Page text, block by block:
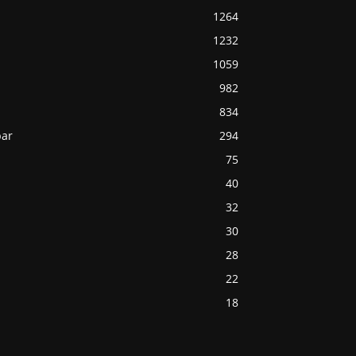
1264
1232
1059
982
834
294
75
40
32
30
28
22
18